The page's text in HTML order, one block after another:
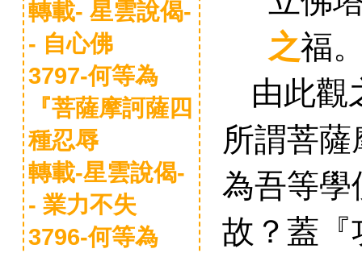
轉載- 星雲說偈-
- 自心佛
3797-何等為
『菩薩摩訶薩四
種忍辱
轉載-星雲說偈-
- 業力不失
3796-何等為
之福
由此觀
所謂菩薩
為吾等
故 ？蓋 『